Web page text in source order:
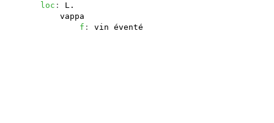
loc : L.
vappa
f : vin éventé